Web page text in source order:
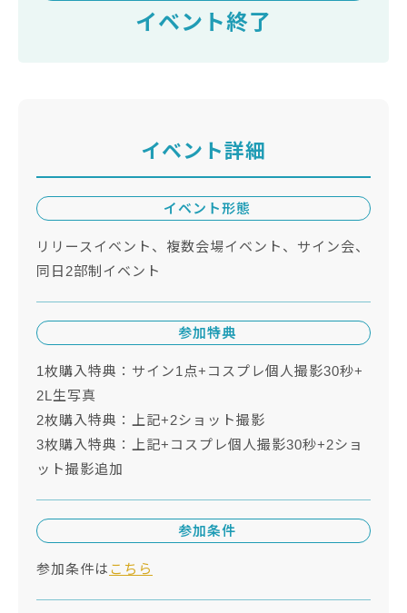
イベント終了
イベント詳細
イベント形態
リリースイベント、複数会場イベント、サイン会、
同日2部制イベント
参加特典
1枚購入特典：サイン1点+コスプレ個人撮影30秒+
2L生写真
2枚購入特典：上記+2ショット撮影
3枚購入特典：上記+コスプレ個人撮影30秒+2ショ
ット撮影追加
参加条件
参加条件は こちら